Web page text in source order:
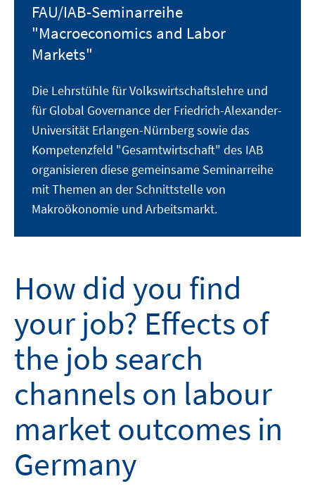
FAU/IAB-Seminarreihe
"Macroeconomics and Labor
Markets"
Die Lehrstühle für Volkswirtschaftslehre und
für Global Governance der Friedrich-Alexander-
Universität Erlangen-Nürnberg sowie das
Kompetenzfeld "Gesamtwirtschaft" des IAB
organisieren diese gemeinsame Seminarreihe
mit Themen an der Schnittstelle von
Makroökonomie und Arbeitsmarkt.
How did you find
your job? Effects of
the job search
channels on labour
market outcomes in
Germany